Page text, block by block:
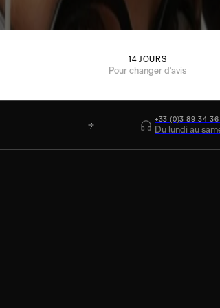
14 JOURS
Pour changer d'avis
+33 (0)3 89 34 36
Du lundi au